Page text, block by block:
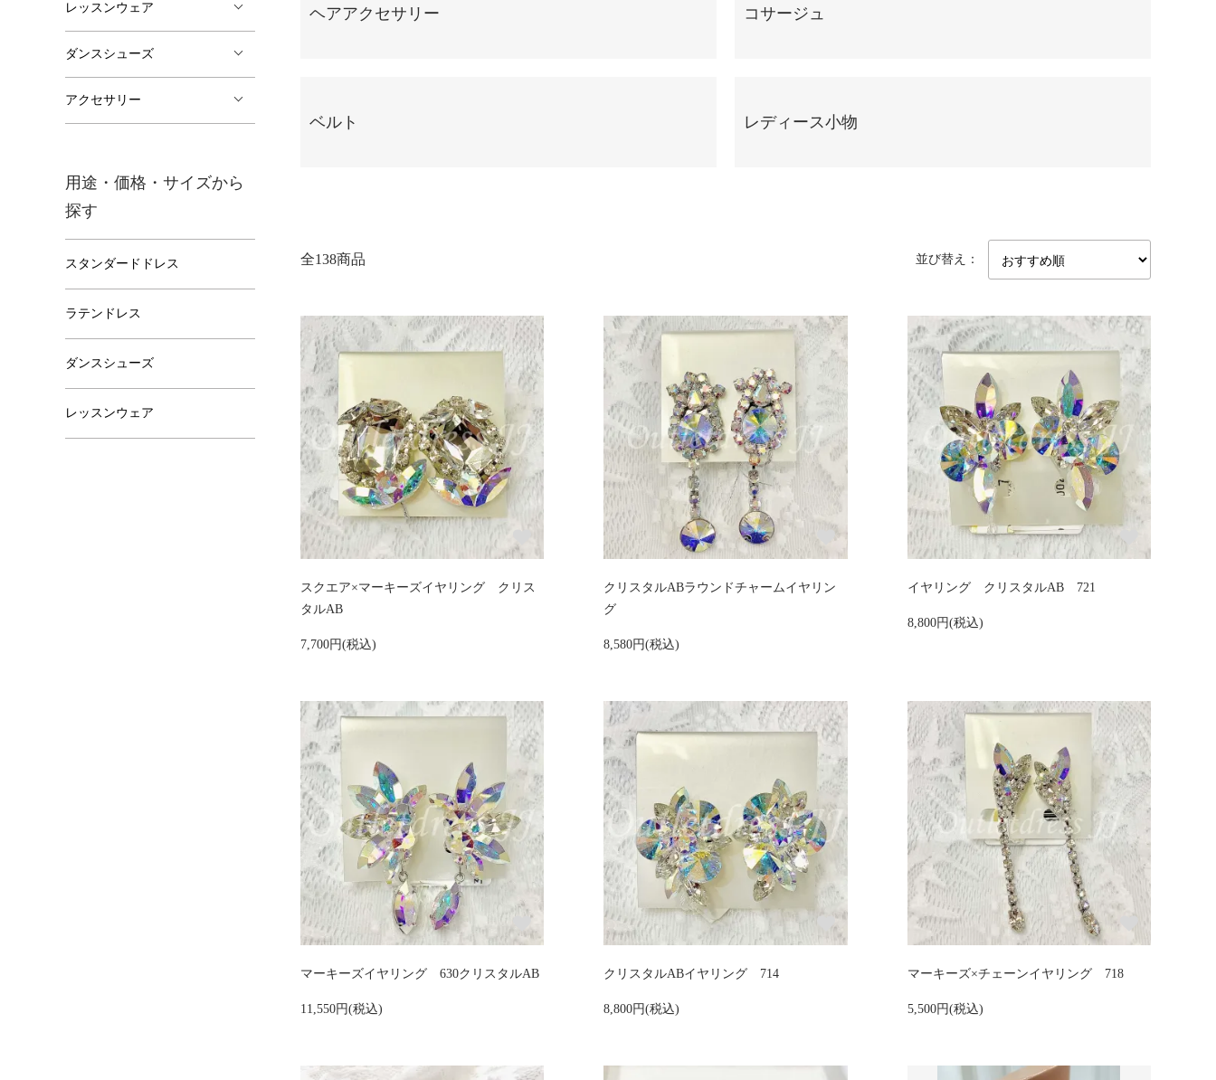
ヘアアクセサリー コサージュ
ベルト レディース小物
全138商品 並び替え：
スクエア×マーキーズイヤリング クリス
タルAB
7,700円(税込)
クリスタルABラウンドチャームイヤリン
グ
8,580円(税込)
イヤリング クリスタルAB 721
8,800円(税込)
マーキーズイヤリング 630クリスタルAB
11,550円(税込)
クリスタルABイヤリング 714
8,800円(税込)
マーキーズ×チェーンイヤリング 718
5,500円(税込)
レッスンウェア
ダンスシューズ
アクセサリー
用途・価格・サイズから
探す
スタンダードドレス
ラテンドレス
ダンスシューズ
レッスンウェア